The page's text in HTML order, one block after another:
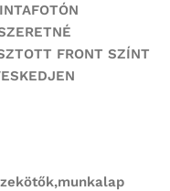
FRONT SZÍNT